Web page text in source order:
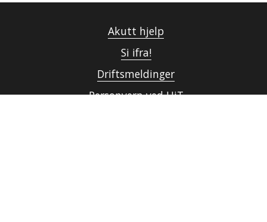
Akutt hjelp
Si ifra!
Driftsmeldinger
Personvern ved UiT